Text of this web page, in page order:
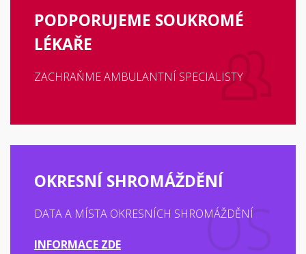
PODPORUJEME SOUKROMÉ
LÉKAŘE
ZACHRAŇME AMBULANTNÍ SPECIALISTY
OKRESNÍ SHROMÁŽDĚNÍ
DATA A MÍSTA OKRESNÍCH SHROMÁŽDĚNÍ
INFORMACE ZDE